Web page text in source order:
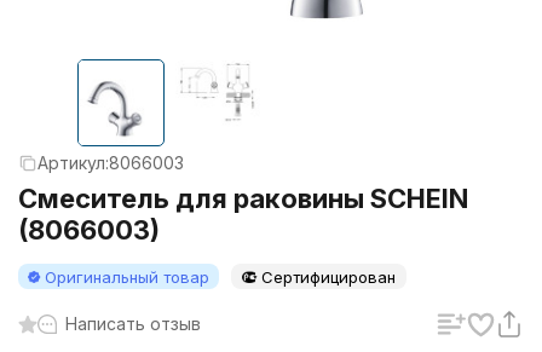
Артикул:8066003
Смеситель для раковины SCHEIN
(8066003)
Оригинальный товар Сертифицирован
Написать отзыв